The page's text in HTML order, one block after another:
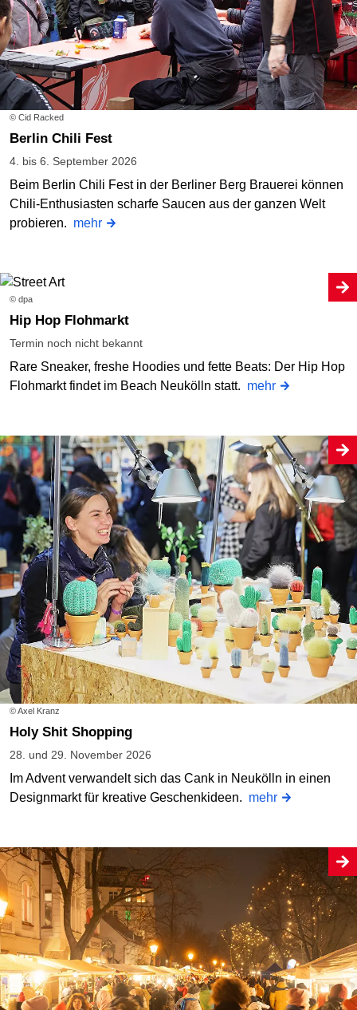
© Cid Racked
Berlin Chili Fest
4. bis 6. September 2026
Beim Berlin Chili Fest in der Berliner Berg Brauerei können
Chili-Enthusiasten scharfe Saucen aus der ganzen Welt
probieren. mehr
© dpa
Hip Hop Flohmarkt
Termin noch nicht bekannt
Rare Sneaker, freshe Hoodies und fette Beats: Der Hip Hop
Flohmarkt findet im Beach Neukölln statt. mehr
© Axel Kranz
Holy Shit Shopping
28. und 29. November 2026
Im Advent verwandelt sich das Cank in Neukölln in einen
Designmarkt für kreative Geschenkideen. mehr